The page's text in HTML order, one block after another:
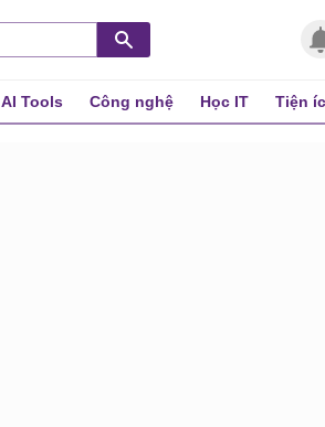
AI Tools Công nghệ Học IT Tiện